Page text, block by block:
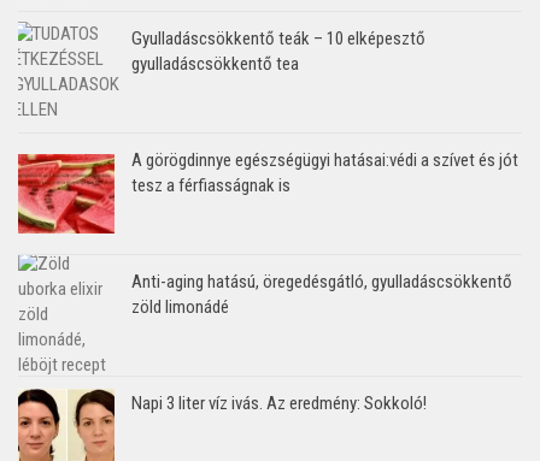
Gyulladáscsökkentő teák – 10 elképesztő
gyulladáscsökkentő tea
A görögdinnye egészségügyi hatásai:védi a szívet és jót
tesz a férfiasságnak is
Anti-aging hatású, öregedésgátló, gyulladáscsökkentő
zöld limonádé
Napi 3 liter víz ivás. Az eredmény: Sokkoló!